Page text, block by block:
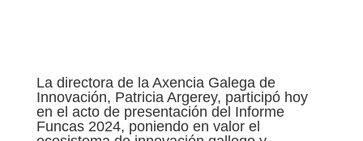
La directora de la Axencia Galega de
Innovación, Patricia Argerey, participó hoy
en el acto de presentación del Informe
Funcas 2024, poniendo en valor el